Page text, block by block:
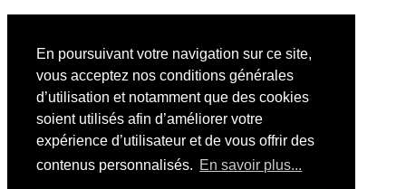
En poursuivant votre navigation sur ce site,
vous acceptez nos conditions générales
d’utilisation et notamment que des cookies
soient utilisés afin d’améliorer votre
expérience d’utilisateur et de vous offrir des
contenus personnalisés. En savoir plus...